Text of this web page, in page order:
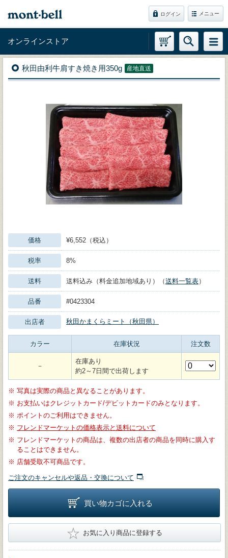
ログイン メニュー
オンラインストア
秋田由利牛肩すき焼き用350g 産地直送
価格 ¥6,552（税込）
税率 8%
送料 送料込み（料金追加地域あり）（送料一覧表）
品番 #0423304
出店者 秋田かまくらミート（秋田県）
カラー 在庫状況 注文数
－
在庫あり
約2～7日間で出荷します
※ 写真は実際の商品と異なることがあります。
※ お支払いはクレジットカード/デビットカードのみとなります。
※ ポイントのご利用はできません。
※ フレンドマーケットの価格表示と送料について
※ フレンドマーケットの商品は、複数の出店者の商品を同時に購入す
ることはできません。
※ 店舗受取不可商品です。
ご注文のキャンセルや返品・交換について
買い物カゴに入れる
★ お気に入り商品に登録する